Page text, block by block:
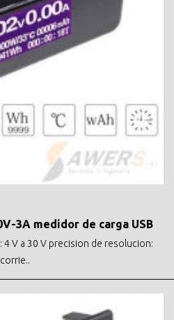
3A medidor de carga USB
V a 30 V precision de resolucion: